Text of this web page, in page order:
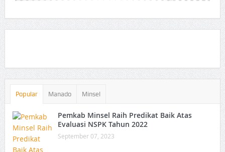
Popular Manado Minsel
Pemkab Minsel Raih Predikat Baik Atas
Evaluasi NSPK Tahun 2022
September 07, 2023